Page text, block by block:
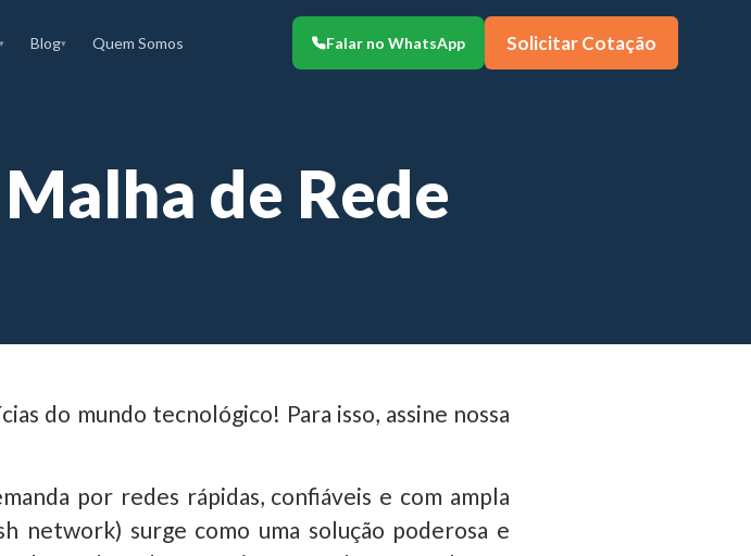
▾ Blog▾ Quem Somos Falar no WhatsApp Solicitar Cotação
de Rede
do mundo tecnológico! Para isso, assine nossa
por redes rápidas, confiáveis e com ampla
network) surge como uma solução poderosa e